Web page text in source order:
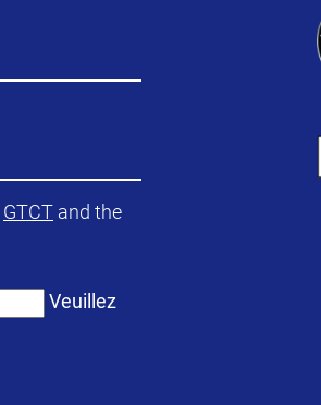
GTCT and the
Veuillez